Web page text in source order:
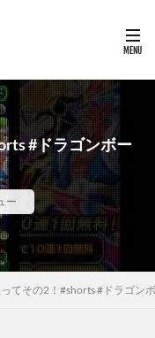
#ドラゴンボー
ー
てその2！#shorts #ドラゴン